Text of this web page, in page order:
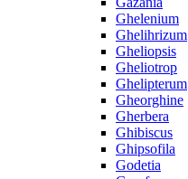
Ghelenium
Ghelihrizum
Gheliopsis
Gheliotrop
Ghelipterum
Gheorghine
Gherbera
Ghibiscus
Ghipsofila
Godetia